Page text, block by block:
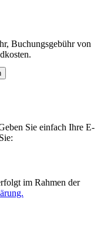
Buchungsgebühr von
Sie einfach Ihre E-
im Rahmen der